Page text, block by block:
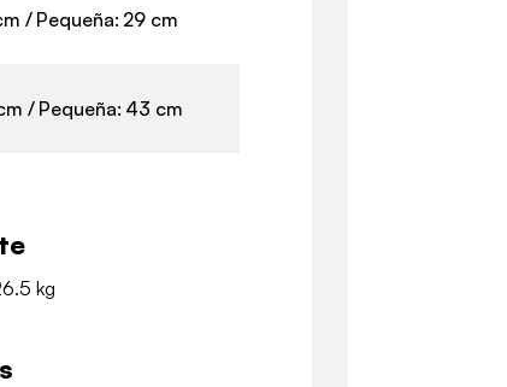
/ Pequeña: 29 cm
/ Pequeña: 43 cm
kg